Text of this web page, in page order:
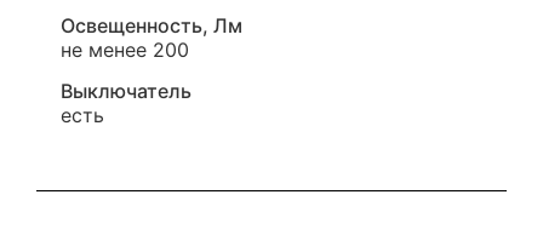
Освещенность, Лм
не менее 200
Выключатель
есть